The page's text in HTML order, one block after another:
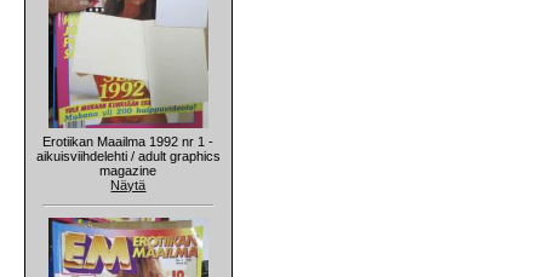
Erotiikan Maailma 1992 nr 1 -
aikuisviihdelehti / adult graphics
magazine
Näytä